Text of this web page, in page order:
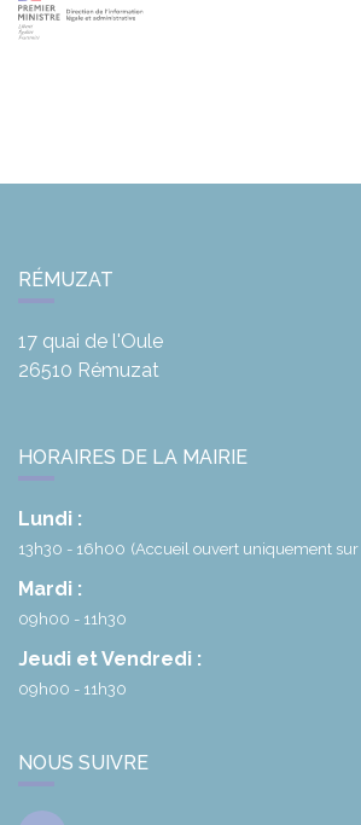
RÉMUZAT
17 quai de l'Oule
26510 Rémuzat
HORAIRES DE LA MAIRIE
Lundi :
13h30 - 16h00 (Accueil ouvert uniquement
Mardi :
09h00 - 11h30
Jeudi et Vendredi :
09h00 - 11h30
NOUS SUIVRE